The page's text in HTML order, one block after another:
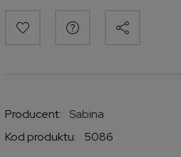
Producent:
Sabina
Kod produktu:
5086